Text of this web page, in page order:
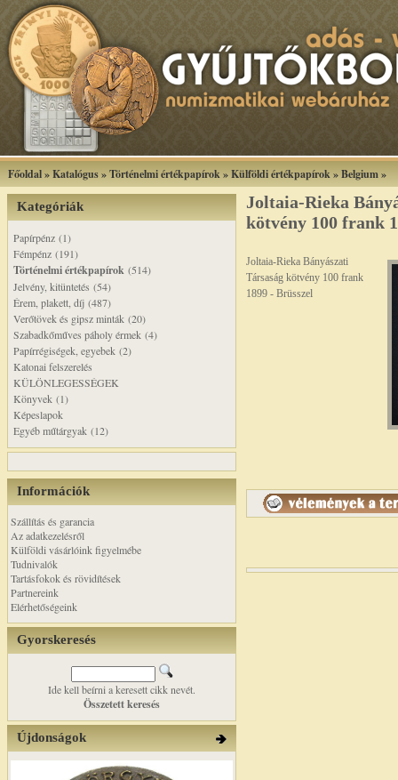
Főoldal»Katalógus»Történelmi értékpapírok»Külföldi értékpapírok»Belgium»
Kategóriák
Papírpénz (1)
Fémpénz (191)
Történelmi értékpapírok (514)
Jelvény, kitüntetés (54)
Érem, plakett, díj (487)
Verőtövek és gipsz minták (20)
Szabadkőműves páholy érmek (4)
Papírrégiségek, egyebek (2)
Katonai felszerelés
KÜLÖNLEGESSÉGEK
Könyvek (1)
Képeslapok
Egyéb műtárgyak (12)
Információk
Szállítás és garancia
Az adatkezelésről
Külföldi vásárlóink figyelmébe
Tudnivalók
Tartásfokok és rövidítések
Partnereink
Elérhetőségeink
Gyorskeresés
Ide kell beírni a keresett cikk nevét.
Összetett keresés
Újdonságok
Joltaia-Rieka
kötvény 100 frank
Joltaia-Rieka Bányászati
Társaság kötvény 100 frank
1899 - Brüsszel